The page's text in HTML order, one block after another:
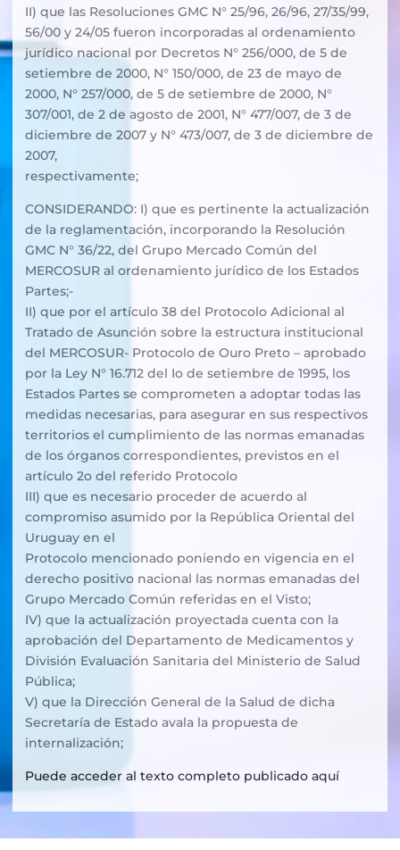
II) que las Resoluciones GMC N° 25/96, 26/96, 27/35/99,
56/00 y 24/05 fueron incorporadas al ordenamiento
jurídico nacional por Decretos N° 256/000, de 5 de
setiembre de 2000, N° 150/000, de 23 de mayo de
2000, N° 257/000, de 5 de setiembre de 2000, N°
307/001, de 2 de agosto de 2001, N° 477/007, de 3 de
diciembre de 2007 y N° 473/007, de 3 de diciembre de
2007,
respectivamente;
CONSIDERANDO: I) que es pertinente la actualización
de la reglamentación, incorporando la Resolución
GMC N° 36/22, del Grupo Mercado Común del
MERCOSUR al ordenamiento jurídico de los Estados
Partes;-
II) que por el artículo 38 del Protocolo Adicional al
Tratado de Asunción sobre la estructura institucional
del MERCOSUR- Protocolo de Ouro Preto – aprobado
por la Ley N° 16.712 del Io de setiembre de 1995, los
Estados Partes se comprometen a adoptar todas las
medidas necesarias, para asegurar en sus respectivos
territorios el cumplimiento de las normas emanadas
de los órganos correspondientes, previstos en el
artículo 2o del referido Protocolo
III) que es necesario proceder de acuerdo al
compromiso asumido por la República Oriental del
Uruguay en el
Protocolo mencionado poniendo en vigencia en el
derecho positivo nacional las normas emanadas del
Grupo Mercado Común referidas en el Visto;
IV) que la actualización proyectada cuenta con la
aprobación del Departamento de Medicamentos y
División Evaluación Sanitaria del Ministerio de Salud
Pública;
V) que la Dirección General de la Salud de dicha
Secretaría de Estado avala la propuesta de
internalización;
Puede acceder al texto completo publicado aquí